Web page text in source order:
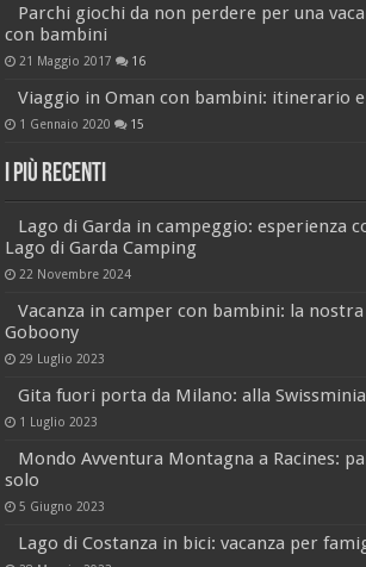
Parchi giochi da non perdere per una
con bambini
21 Maggio 2017 16
Viaggio in Oman con bambini: itinerario
1 Gennaio 2020 15
I più recenti
Lago di Garda in campeggio: esperienza
Lago di Garda Camping
22 Novembre 2024
Vacanza in camper con bambini: la
Goboony
29 Luglio 2023
Gita fuori porta da Milano: alla
1 Luglio 2023
Mondo Avventura Montagna a Racines:
solo
5 Giugno 2023
Lago di Costanza in bici: vacanza per